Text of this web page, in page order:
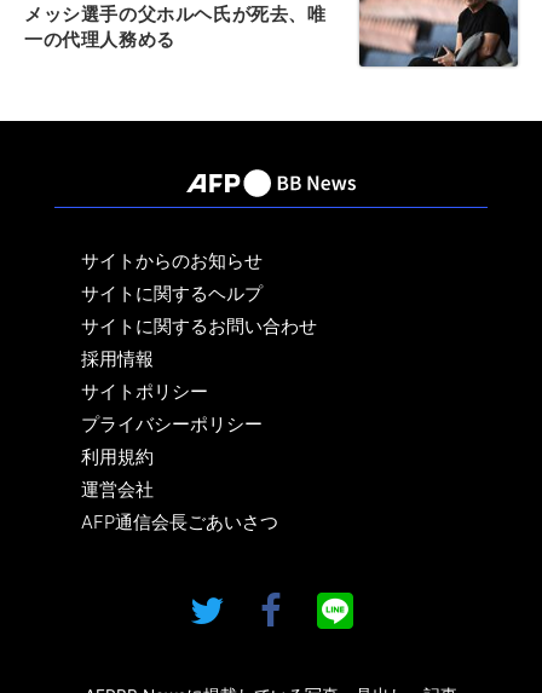
メッシ選手の父ホルヘ氏が死去、唯
一の代理人務める
サイトからのお知らせ
サイトに関するヘルプ
サイトに関するお問い合わせ
採用情報
サイトポリシー
プライバシーポリシー
利用規約
運営会社
AFP通信会長ごあいさつ